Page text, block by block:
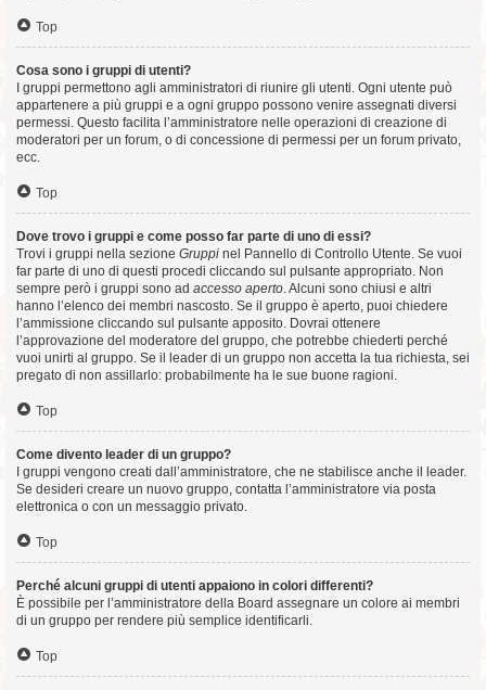
Top
Cosa sono i gruppi di utenti?
I gruppi permettono agli amministratori di riunire gli utenti. Ogni utente può
appartenere a più gruppi e a ogni gruppo possono venire assegnati diversi
permessi. Questo facilita l’amministratore nelle operazioni di creazione di
moderatori per un forum, o di concessione di permessi per un forum privato,
ecc.
Top
Dove trovo i gruppi e come posso far parte di uno di essi?
Trovi i gruppi nella sezione Gruppi nel Pannello di Controllo Utente. Se vuoi
far parte di uno di questi procedi cliccando sul pulsante appropriato. Non
sempre però i gruppi sono ad accesso aperto . Alcuni sono chiusi e altri
hanno l’elenco dei membri nascosto. Se il gruppo è aperto, puoi chiedere
l’ammissione cliccando sul pulsante apposito. Dovrai ottenere
l’approvazione del moderatore del gruppo, che potrebbe chiederti perché
vuoi unirti al gruppo. Se il leader di un gruppo non accetta la tua richiesta, sei
pregato di non assillarlo: probabilmente ha le sue buone ragioni.
Top
Come divento leader di un gruppo?
I gruppi vengono creati dall’amministratore, che ne stabilisce anche il leader.
Se desideri creare un nuovo gruppo, contatta l’amministratore via posta
elettronica o con un messaggio privato.
Top
Perché alcuni gruppi di utenti appaiono in colori differenti?
È possibile per l’amministratore della Board assegnare un colore ai membri
di un gruppo per rendere più semplice identificarli.
Top